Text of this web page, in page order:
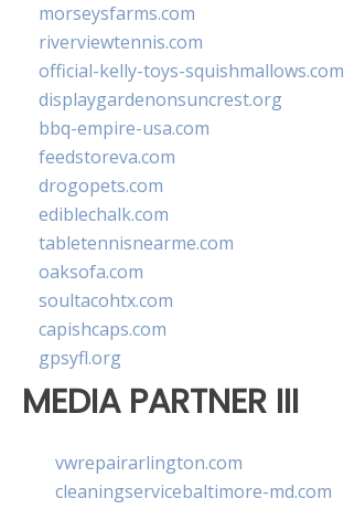
morseysfarms.com
riverviewtennis.com
official-kelly-toys-squishmallows.com
displaygardenonsuncrest.org
bbq-empire-usa.com
feedstoreva.com
drogopets.com
ediblechalk.com
tabletennisnearme.com
oaksofa.com
soultacohtx.com
capishcaps.com
gpsyfl.org
MEDIA PARTNER III
vwrepairarlington.com
cleaningservicebaltimore-md.com